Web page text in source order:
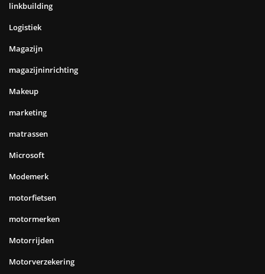
linkbuilding
Logistiek
Magazijn
magazijninrichting
Makeup
marketing
matrassen
Microsoft
Modemerk
motorfietsen
motormerken
Motorrijden
Motorverzekering